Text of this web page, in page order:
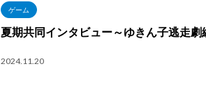
ゲーム
夏期共同インタビュー～ゆきん子逃走劇
2024.11.20